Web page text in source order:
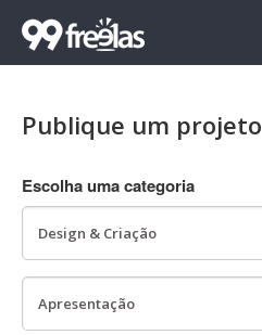
Publique um projeto
Escolha uma categoria